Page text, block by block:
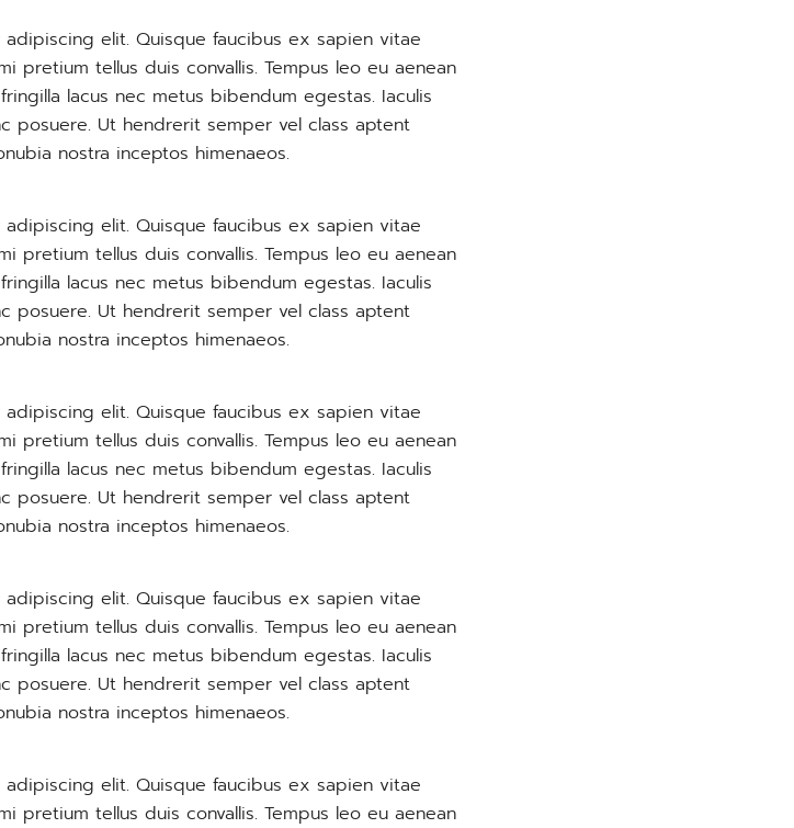
elit. Quisque faucibus ex sapien vitae
pretium tellus duis convallis. Tempus leo eu aenean
lacus nec metus bibendum egestas. Iaculis
posuere. Ut hendrerit semper vel class aptent
nostra inceptos himenaeos.
elit. Quisque faucibus ex sapien vitae
pretium tellus duis convallis. Tempus leo eu aenean
lacus nec metus bibendum egestas. Iaculis
posuere. Ut hendrerit semper vel class aptent
nostra inceptos himenaeos.
elit. Quisque faucibus ex sapien vitae
pretium tellus duis convallis. Tempus leo eu aenean
lacus nec metus bibendum egestas. Iaculis
posuere. Ut hendrerit semper vel class aptent
nostra inceptos himenaeos.
elit. Quisque faucibus ex sapien vitae
pretium tellus duis convallis. Tempus leo eu aenean
lacus nec metus bibendum egestas. Iaculis
posuere. Ut hendrerit semper vel class aptent
nostra inceptos himenaeos.
elit. Quisque faucibus ex sapien vitae
pretium tellus duis convallis. Tempus leo eu aenean